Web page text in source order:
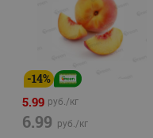
-14%
5.99 руб./кг
6.99 руб./кг